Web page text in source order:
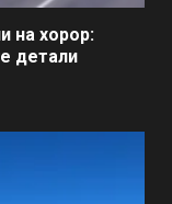
на хорор:
детали